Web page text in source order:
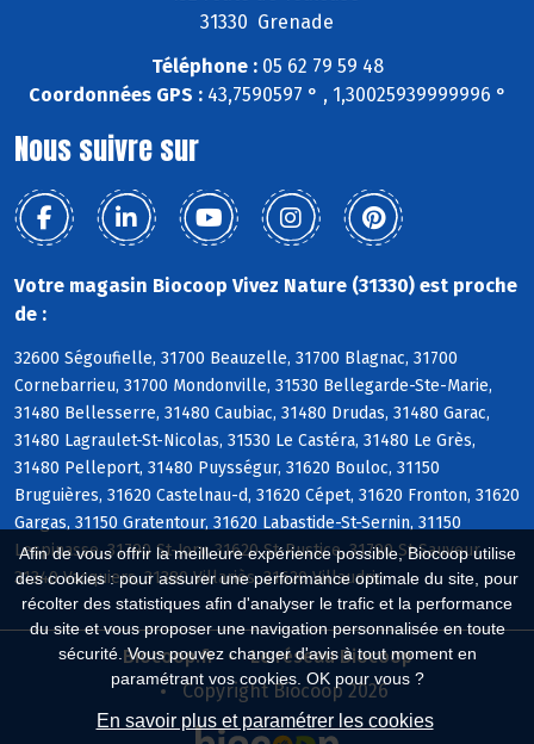
Afin de vous offrir la meilleure expérience possible, Biocoop utilise
des cookies : pour assurer une performance optimale du site, pour
récolter des statistiques afin d'analyser le trafic et la performance
du site et vous proposer une navigation personnalisée en toute
sécurité. Vous pouvez changer d'avis à tout moment en
paramétrant vos cookies. OK pour vous ?
En savoir plus et paramétrer les cookies
31330 Grenade
Téléphone :05 62 79 59 48
Coordonnées GPS :43,7590597 ° , 1,30025939999996 °
Nous suivre sur
Votre magasin Biocoop Vivez Nature (31330) est proche
de :
32600 Ségoufielle, 31700 Beauzelle, 31700 Blagnac, 31700
Cornebarrieu, 31700 Mondonville, 31530 Bellegarde-Ste-Marie,
31480 Bellesserre, 31480 Caubiac, 31480 Drudas, 31480 Garac,
31480 Lagraulet-St-Nicolas, 31530 Le Castéra, 31480 Le Grès,
31480 Pelleport, 31480 Puysségur, 31620 Bouloc, 31150
Bruguières, 31620 Castelnau-d, 31620 Cépet, 31620 Fronton, 31620
Gargas, 31150 Gratentour, 31620 Labastide-St-Sernin, 31150
Lespinasse, 31790 St-Jory, 31620 St-Rustice, 31790 St-Sauveur,
31340 Vacquiers, 31380 Villariès, 31620 Villaudric
Biocoop.fr
Le réseau Biocoop
Copyright Biocoop 2026